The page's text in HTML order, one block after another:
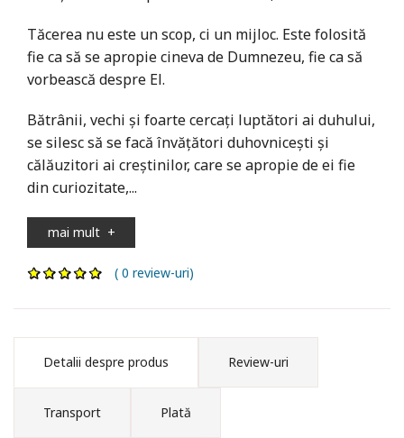
Tăcerea nu este un scop, ci un mijloc. Este folosită
fie ca să se apropie cineva de Dumnezeu, fie ca să
vorbească despre El.
Bătrânii, vechi și foarte cercați luptători ai duhului,
se silesc să se facă învățători duhovnicești și
călăuzitori ai creștinilor, care se apropie de ei fie
din curiozitate,...
mai mult +
( 0 review-uri)
Detalii despre produs Review-uri
Transport Plată